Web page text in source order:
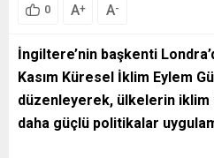
0 A+ A-
İngiltere’nin başkenti
Kasım Küresel İklim Eylem
düzenleyerek, ülkelerin
daha güçlü politikalar